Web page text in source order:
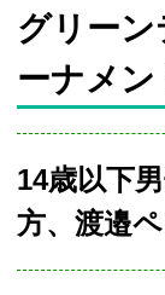
グリー
ーナメン
14歳以下
方、渡邉